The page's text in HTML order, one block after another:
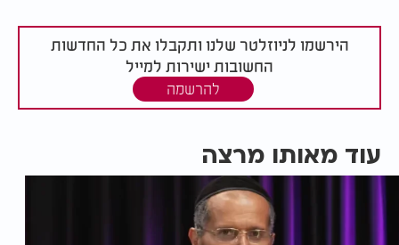
הירשמו לניוזלטר שלנו ותקבלו את כל החדשות
החשובות ישירות למייל
להרשמה
עוד מאותו מרצה